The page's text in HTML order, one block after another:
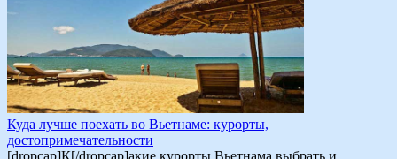
Куда лучше поехать во Вьетнаме: курорты,
достопримечательности
[dropcap]К[/dropcap]акие курорты Вьетнама выбрать и